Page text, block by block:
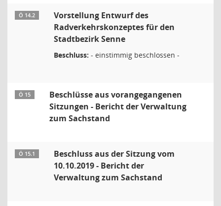
Ö 14.2
Vorstellung Entwurf des
Radverkehrskonzeptes für den
Stadtbezirk Senne
Beschluss: - einstimmig beschlossen -
Ö 15
Beschlüsse aus vorangegangenen
Sitzungen - Bericht der Verwaltung
zum Sachstand
Ö 15.1
Beschluss aus der Sitzung vom
10.10.2019 - Bericht der
Verwaltung zum Sachstand